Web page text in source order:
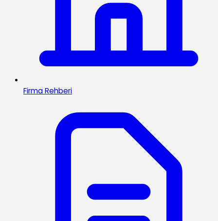
Firma Rehberi